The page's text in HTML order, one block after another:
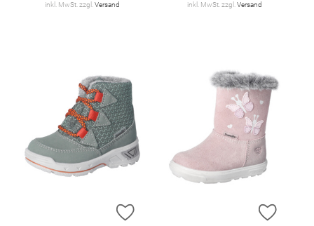
inkl. MwSt. zzgl.Versand inkl. MwSt. zzgl.Versand
ZUR WUNSCHLISTE HINZUFÜGEN
ZUR